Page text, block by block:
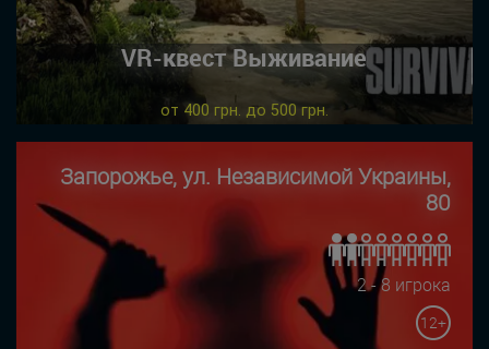
VR-квест Выживание
от 400 грн. до 500 грн.
Запорожье, ул. Независимой Украины,
80
2 - 8 игрока
12+